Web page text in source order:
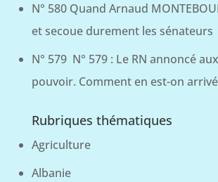
N° 580 Quand Arnaud
et secoue durement les sénateurs
N° 579 N° 579 : Le RN annoncé
pouvoir. Comment en est-on
Rubriques thématiques
Agriculture
Albanie